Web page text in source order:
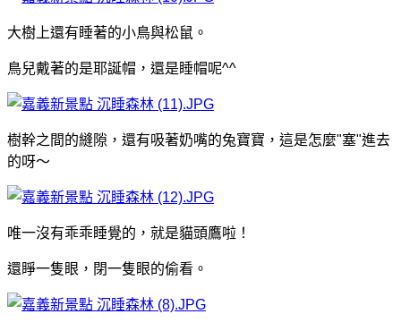
大樹上還有睡著的小鳥與松鼠。
鳥兒戴著的是耶誕帽，還是睡帽呢^^
樹幹之間的縫隙，還有吸著奶嘴的兔寶寶，這是怎麼"塞"進去
的呀～
唯一沒有乖乖睡覺的，就是貓頭鷹啦！
還睜一隻眼，閉一隻眼的偷看。